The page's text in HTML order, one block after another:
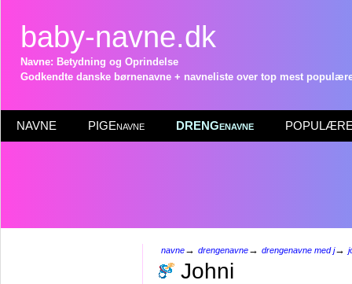
baby-navne.dk
Navne: Betydning og Oprindelse
Godkendte danske børnenavne + navneliste over top mest
NAVNE PIGEnavne DRENGenavne POPULÆRE
navne→ drengenavne→ drengenavne med j→
Johni